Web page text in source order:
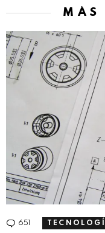
MÁS
651 Comentarios